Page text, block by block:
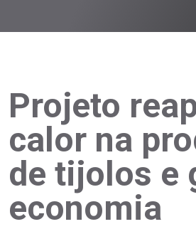
Projeto
calor na
de tijolos e
economia